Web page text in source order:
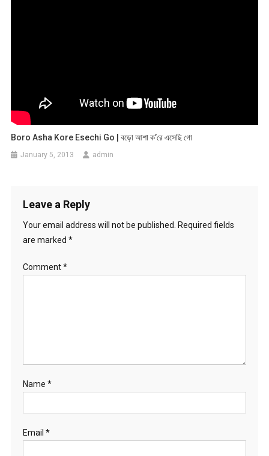
Boro Asha Kore Esechi Go | বড়ো আশা ক’রে এসেছি গো
January 5, 2013 admin
Leave a Reply
Your email address will not be published.
Required fields
are marked *
Comment*
Name *
Email *